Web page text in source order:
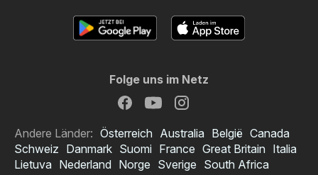
Folge uns im Netz
Andere Länder: Österreich Australia België Canada
Schweiz Danmark Suomi France Great Britain Italia
Lietuva Nederland Norge Sverige South Africa